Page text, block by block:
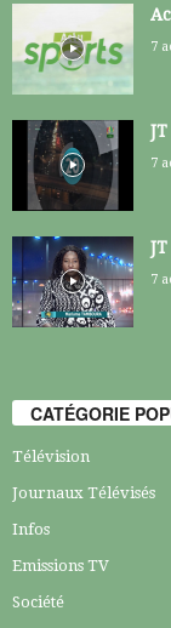
7
7
7
CATÉGORIE
Télévision
Journaux Télévisés
Infos
Emissions TV
Société